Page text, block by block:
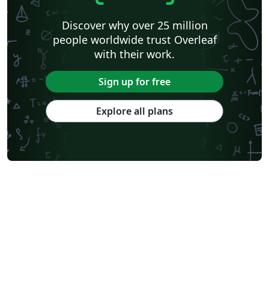
Discover why over 25 million
people worldwide trust Overleaf
with their work.
Sign up for free
Explore all plans